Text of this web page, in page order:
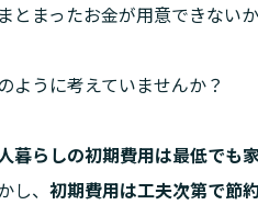
まとまったお金が用意できない
ように考えていませんか？
し、 初期費用は工夫次第で節